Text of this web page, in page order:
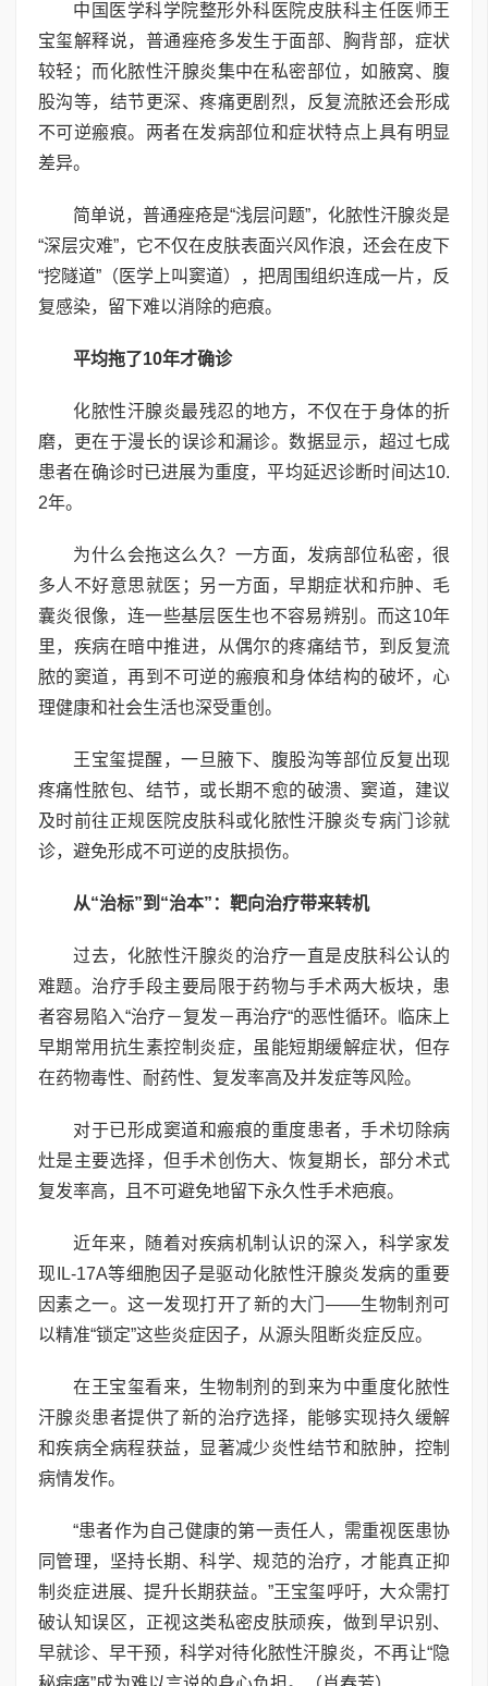
中国医学科学院整形外科医院皮肤科主任医师王
宝玺解释说，普通痤疮多发生于面部、胸背部，症状
较轻；而化脓性汗腺炎集中在私密部位，如腋窝、腹
股沟等，结节更深、疼痛更剧烈，反复流脓还会形成
不可逆瘢痕。两者在发病部位和症状特点上具有明显
差异。
简单说，普通痤疮是“浅层问题”，化脓性汗腺炎是
“深层灾难”，它不仅在皮肤表面兴风作浪，还会在皮下
“挖隧道”（医学上叫窦道），把周围组织连成一片，反
复感染，留下难以消除的疤痕。
平均拖了10年才确诊
化脓性汗腺炎最残忍的地方，不仅在于身体的折
磨，更在于漫长的误诊和漏诊。数据显示，超过七成
患者在确诊时已进展为重度，平均延迟诊断时间达10.
2年。
为什么会拖这么久？一方面，发病部位私密，很
多人不好意思就医；另一方面，早期症状和疖肿、毛
囊炎很像，连一些基层医生也不容易辨别。而这10年
里，疾病在暗中推进，从偶尔的疼痛结节，到反复流
脓的窦道，再到不可逆的瘢痕和身体结构的破坏，心
理健康和社会生活也深受重创。
王宝玺提醒，一旦腋下、腹股沟等部位反复出现
疼痛性脓包、结节，或长期不愈的破溃、窦道，建议
及时前往正规医院皮肤科或化脓性汗腺炎专病门诊就
诊，避免形成不可逆的皮肤损伤。
从“治标”到“治本”：靶向治疗带来转机
过去，化脓性汗腺炎的治疗一直是皮肤科公认的
难题。治疗手段主要局限于药物与手术两大板块，患
者容易陷入“治疗－复发－再治疗“的恶性循环。临床上
早期常用抗生素控制炎症，虽能短期缓解症状，但存
在药物毒性、耐药性、复发率高及并发症等风险。
对于已形成窦道和瘢痕的重度患者，手术切除病
灶是主要选择，但手术创伤大、恢复期长，部分术式
复发率高，且不可避免地留下永久性手术疤痕。
近年来，随着对疾病机制认识的深入，科学家发
现IL-17A等细胞因子是驱动化脓性汗腺炎发病的重要
因素之一。这一发现打开了新的大门——生物制剂可
以精准“锁定”这些炎症因子，从源头阻断炎症反应。
在王宝玺看来，生物制剂的到来为中重度化脓性
汗腺炎患者提供了新的治疗选择，能够实现持久缓解
和疾病全病程获益，显著减少炎性结节和脓肿，控制
病情发作。
“患者作为自己健康的第一责任人，需重视医患协
同管理，坚持长期、科学、规范的治疗，才能真正抑
制炎症进展、提升长期获益。”王宝玺呼吁，大众需打
破认知误区，正视这类私密皮肤顽疾，做到早识别、
早就诊、早干预，科学对待化脓性汗腺炎，不再让“隐